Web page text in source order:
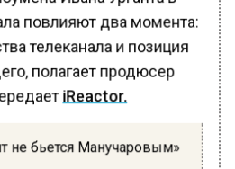
повлияют два момента:
телеканала и позиция
iReactor.
не бьется Манучаровым»